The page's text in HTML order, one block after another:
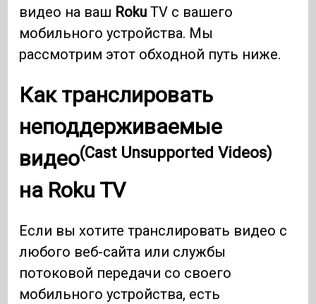
видео на ваш Roku TV с вашего
мобильного устройства. Мы
рассмотрим этот обходной путь ниже.
Как транслировать
неподдерживаемые
видео(Cast Unsupported Videos)
на Roku TV
Если вы хотите транслировать видео с
любого веб-сайта или службы
потоковой передачи со своего
мобильного устройства, есть